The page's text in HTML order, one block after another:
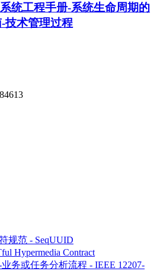
统工程手册-系统生命周期的
技术管理过程
规范 - SeqUUID
Hypermedia Contract
务或任务分析流程 - IEEE 12207-